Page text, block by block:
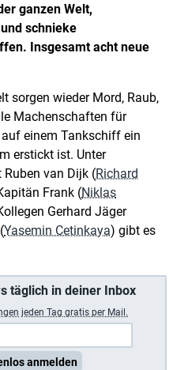
ganzen Welt,
schnieke
Insgesamt acht neue
sorgen wieder Mord, Raub,
Machenschaften für
einem Tankschiff ein
erstickt ist. Unter
van Dijk (Richard
Frank (Niklas
Gerhard Jäger
Yasemin Cetinkaya) gibt es
täglich in deiner Inbox
jeden Tag gratis per Mail.
anmelden